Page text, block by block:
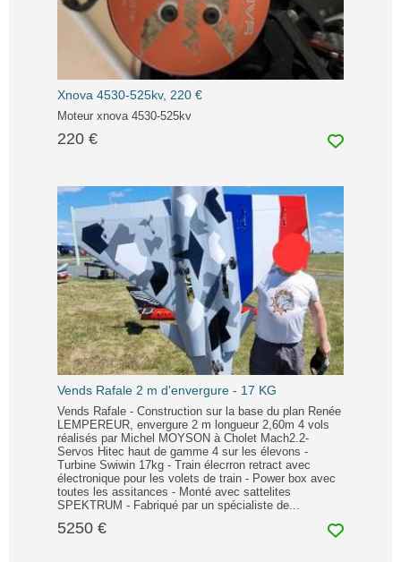
Xnova 4530-525kv, 220 €
Moteur xnova 4530-525kv
220 €
Vends Rafale 2 m d'envergure - 17 KG
Vends Rafale - Construction sur la base du plan Renée
LEMPEREUR, envergure 2 m longueur 2,60m 4 vols
réalisés par Michel MOYSON à Cholet Mach2.2-
Servos Hitec haut de gamme 4 sur les élevons -
Turbine Swiwin 17kg - Train élecrron retract avec
électronique pour les volets de train - Power box avec
toutes les assitances - Monté avec sattelites
SPEKTRUM - Fabriqué par un spécialiste de...
5250 €